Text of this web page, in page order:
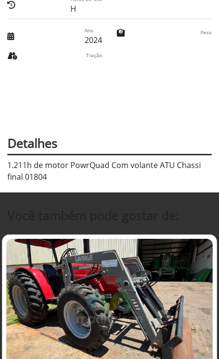
H
Ano
2024
Peso
Tração
Detalhes
1.211h de motor PowrQuad Com volante ATU Chassi
final 01804